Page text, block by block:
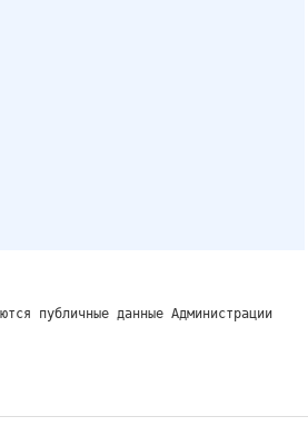
публичные данные Администрации